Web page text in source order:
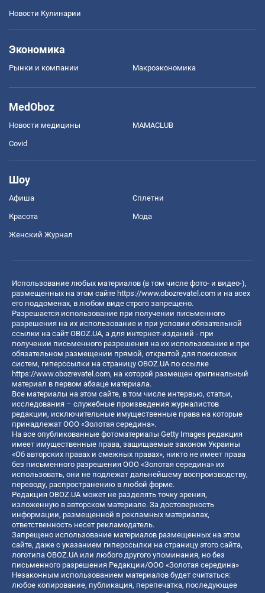
Новости Кулинарии
Экономика
Рынки и компании Mакроэкономика
MedOboz
Новости медицины MAMACLUB
Covid
Шоу
Афиша Сплетни
Красота Мода
Женский Журнал
Использование любых материалов (в том числе фото- и видео-),
размещенных на этом сайте https://www.obozrevatel.com и на всех
его поддоменах, в любом виде строго запрещено.
Разрешается использование при получении письменного
разрешения на их использование и при условии обязательной
ссылки на сайт OBOZ.UA, а для интернет-изданий - при
получении письменного разрешения на их использование и при
обязательном размещении прямой, открытой для поисковых
систем, гиперссылки на страницу OBOZ.UA по ссылке
https://www.obozrevatel.com, на которой размещен оригинальный
материал в первом абзаце материала.
Все материалы на этом сайте, в том числе интервью, статьи,
исследования – служебные произведения журналистов
редакции, исключительные имущественные права на которые
принадлежат ООО «Золотая середина».
На все опубликованные фотоматериалы Getty Images редакция
имеет имущественные права, защищаемые законом Украины
«Об авторских правах и смежных правах», никто не имеет права
без письменного разрешения ООО «Золотая середина» их
использовать, они не подлежат дальнейшему воспроизводству,
переводу, распространению в любой форме.
Редакция OBOZ.UA может не разделять точку зрения,
изложенную в авторском материале. За достоверность
информации, размещенной в рекламных материалах,
ответственность несет рекламодатель.
Запрещено использование материалов размещенных на этом
сайте, даже с указанием гиперссылки на страницу этого сайта,
логотипа OBOZ.UA или любого другого упоминания, но без
письменного разрешения Редакции/ООО «Золотая середина»
Незаконным использованием материалов будет считаться:
любое копирование, публикация, перепечатка, последующее